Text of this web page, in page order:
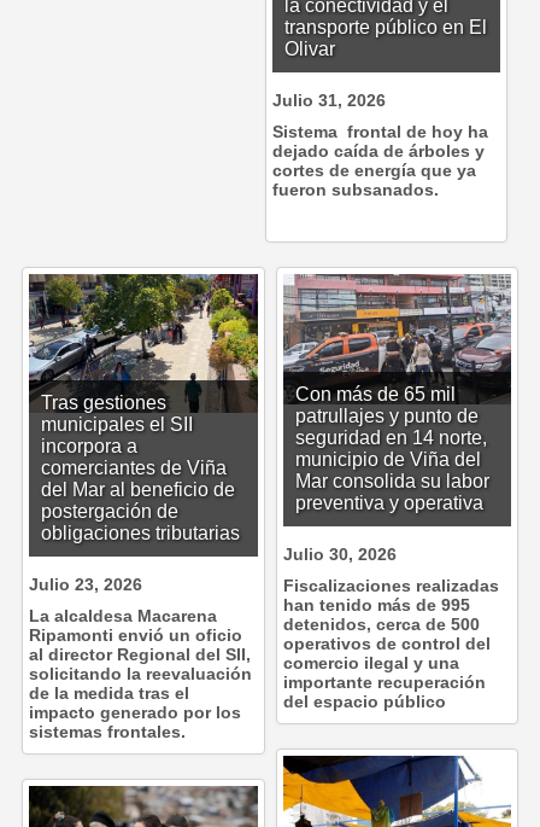
la conectividad y el
transporte público en El
Olivar
Julio 31, 2026
Sistema frontal de hoy ha
dejado caída de árboles y
cortes de energía que ya
fueron subsanados.
Con más de 65 mil
patrullajes y punto de
seguridad en 14 norte,
municipio de Viña del
Mar consolida su labor
preventiva y operativa
Julio 30, 2026
Fiscalizaciones realizadas
han tenido más de 995
detenidos, cerca de 500
operativos de control del
comercio ilegal y una
importante recuperación
del espacio público
Tras gestiones
municipales el SII
incorpora a
comerciantes de Viña
del Mar al beneficio de
postergación de
obligaciones tributarias
Julio 23, 2026
La alcaldesa Macarena
Ripamonti envió un oficio
al director Regional del SII,
solicitando la reevaluación
de la medida tras el
impacto generado por los
sistemas frontales.